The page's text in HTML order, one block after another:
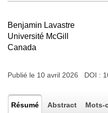
Benjamin Lavastre
Université McGill
Canada
Publié le 10 avril 2026 DOI :
Résumé Abstract Mots-